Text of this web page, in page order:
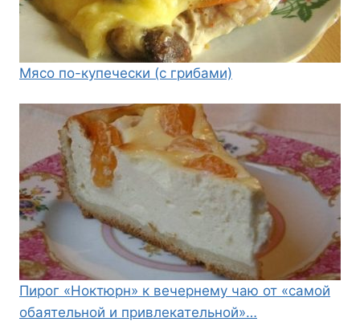
Мясо по-купечески (с грибами)
Пирог «Ноктюрн» к вечернему чаю от «самой
обаятельной и привлекательной»…